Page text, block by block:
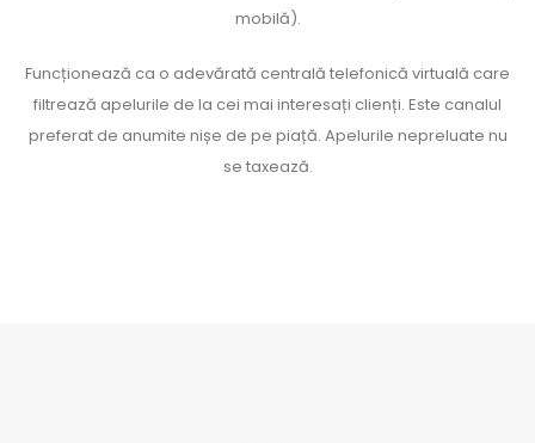
mobilă).
Funcționează ca o adevărată centrală telefonică virtuală care
filtrează apelurile de la cei mai interesați clienți. Este canalul
preferat de anumite nișe de pe piață. Apelurile nepreluate nu
se taxează.